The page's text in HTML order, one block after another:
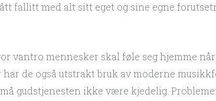
fallitt med alt sitt eget og sine egne
vantro mennesker skal føle seg hjemme
har de også utstrakt bruk av moderne
gudstjenesten ikke være kjedelig.